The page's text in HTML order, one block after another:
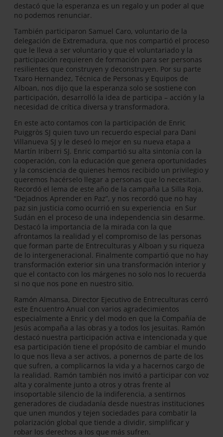
destacó que la esperanza es un regalo y un poder al que
no podemos renunciar.
También participaron Samuel Caro, voluntario de la
delegación de Extremadura, que nos compartió el proceso
que le lleva a ser voluntario y que el voluntariado y la
participación requieren de formación para ser personas
resilientes que construyen y deconstruyen. Por su parte
Txaro Hernandez, Técnica de Personas y Equipos de
Alboan, nos dijo que la esperanza solo se sostiene con
participación, desarrolló la idea de participa – acción y la
necesidad de crítica diversa y transformadora.
En este acto contamos con la participación de Enric
Puiggròs SJ quien tuvo un recuerdo especial para Dani
Villanueva SJ y le deseó lo mejor en su nueva etapa a
Martín Iriberri SJ. Enric compartió su alta sintonía con la
cooperación, con la educación que genera oportunidades
y la consciencia de quienes hemos recibido un privilegio y
queremos hacérselo llegar a personas que lo necesitan.
Recordó el lema de este año de la campaña La Silla Roja,
“Dejadnos Aprender en Paz”, y nos recordó que no hay
paz sin justicia como ocurrió en su experiencia en Sur
Sudán en el proceso de una independencia sin desarme.
Destacó la importancia de la mirada con la que
afrontamos la realidad y el compromiso de las personas
que forman parte de Entreculturas y Alboan y su riqueza
de lo intergeneracional. Finalmente compartió que no hay
transformación exterior sin una transformación interior y
que el contacto con los márgenes no solo nos lo recuerda
si no que nos pone en nuestro sitio.
Ramón Almansa, Director Ejecutivo de Entreculturas cerró
este Encuentro Anual con varios agradecimientos
especialmente a Enric y del modo en que la Compañía de
Jesús acompaña a las obras y a todos los jesuitas. Ramón
destacó nuestra participación activa e intencionada y que
esa participación tiene el propósito de cambiar el mundo
lo que nos lleva a ser activos, a ponernos de parte de los
que sufren, a complicarnos la vida y a hacernos cargo de
la realidad. Ramón también nos invitó a participar con voz
alta y coralmente junto a otros y otras frente al
insoportable silencio de la indiferencia, a sentirnos
generadores de ciudadanía desde nuestras instituciones
que unen mundos y tejen sociedades para combatir la
polarización global que tiende a dividir, simplificar y
robar los derechos a los que más sufren.